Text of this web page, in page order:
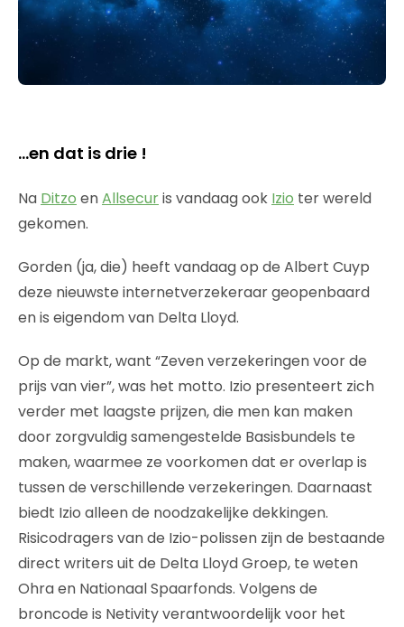
…en dat is drie !
Na Ditzo enAllsecuris vandaag ook Izio ter wereld
gekomen.
Gorden (ja, die) heeft vandaag op de Albert Cuyp
deze nieuwste internetverzekeraar geopenbaard
en is eigendom van Delta Lloyd.
Op de markt, want “Zeven verzekeringen voor de
prijs van vier”, was het motto. Izio presenteert zich
verder met laagste prijzen, die men kan maken
door zorgvuldig samengestelde Basisbundels te
maken, waarmee ze voorkomen dat er overlap is
tussen de verschillende verzekeringen. Daarnaast
biedt Izio alleen de noodzakelijke dekkingen.
Risicodragers van de Izio-polissen zijn de bestaande
direct writers uit de Delta Lloyd Groep, te weten
Ohra en Nationaal Spaarfonds. Volgens de
broncode is Netivity verantwoordelijk voor het